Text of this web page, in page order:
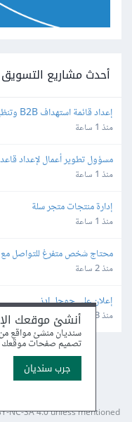
أحدث مشاريع
إعداد قائمة استهداف B2B وتنظيم اجتماعات عمل للأنظمة البرمجية
منذ 1 ساعة
مسؤول تطوير أعمال لإعداد
منذ 1 ساعة
إدارة منتجات متجر سلة
منذ 1 ساعة
محتاج شخص متفرغ للتواصل مع
منذ 2 ساعة
إعلان على جوجل ادز
منذ 3 ساعة
عن أكاديمية حسوب
NC-SA 4.0unless mentioned